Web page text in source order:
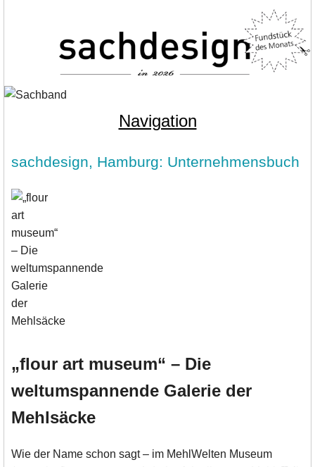
Navigation
sachdesign, Hamburg: Unternehmensbuch
„flour art museum“ – Die
weltumspannende Galerie der
Mehlsäcke
Wie der Name schon sagt – im MehlWelten Museum